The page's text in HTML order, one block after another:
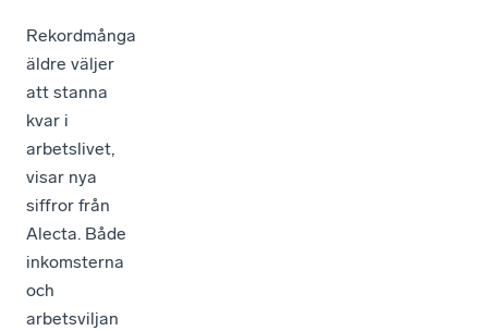
Rekordmånga
äldre väljer
att stanna
kvar i
arbetslivet,
visar nya
siffror från
Alecta. Både
inkomsterna
och
arbetsviljan